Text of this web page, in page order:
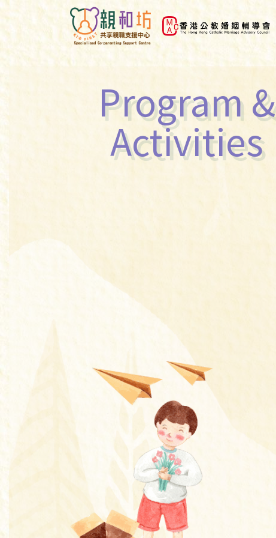
Program &
Activities